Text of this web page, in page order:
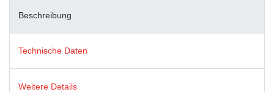
Beschreibung
Technische Daten
Weitere Details